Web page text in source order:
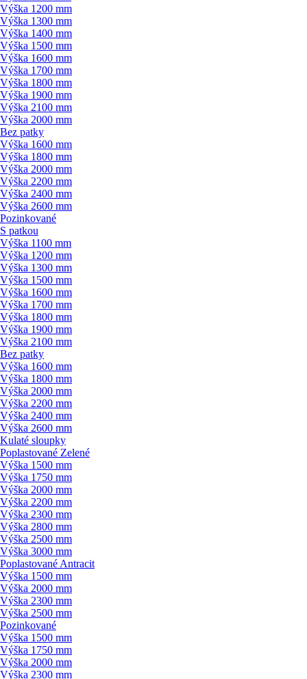
Výška 1200 mm
Výška 1300 mm
Výška 1400 mm
Výška 1500 mm
Výška 1600 mm
Výška 1700 mm
Výška 1800 mm
Výška 1900 mm
Výška 2100 mm
Výška 2000 mm
Bez patky
Výška 1600 mm
Výška 1800 mm
Výška 2000 mm
Výška 2200 mm
Výška 2400 mm
Výška 2600 mm
Pozinkované
S patkou
Výška 1100 mm
Výška 1200 mm
Výška 1300 mm
Výška 1500 mm
Výška 1600 mm
Výška 1700 mm
Výška 1800 mm
Výška 1900 mm
Výška 2100 mm
Bez patky
Výška 1600 mm
Výška 1800 mm
Výška 2000 mm
Výška 2200 mm
Výška 2400 mm
Výška 2600 mm
Kulaté sloupky
Poplastované Zelené
Výška 1500 mm
Výška 1750 mm
Výška 2000 mm
Výška 2200 mm
Výška 2300 mm
Výška 2800 mm
Výška 2500 mm
Výška 3000 mm
Poplastované Antracit
Výška 1500 mm
Výška 2000 mm
Výška 2300 mm
Výška 2500 mm
Pozinkované
Výška 1500 mm
Výška 1750 mm
Výška 2000 mm
Výška 2300 mm